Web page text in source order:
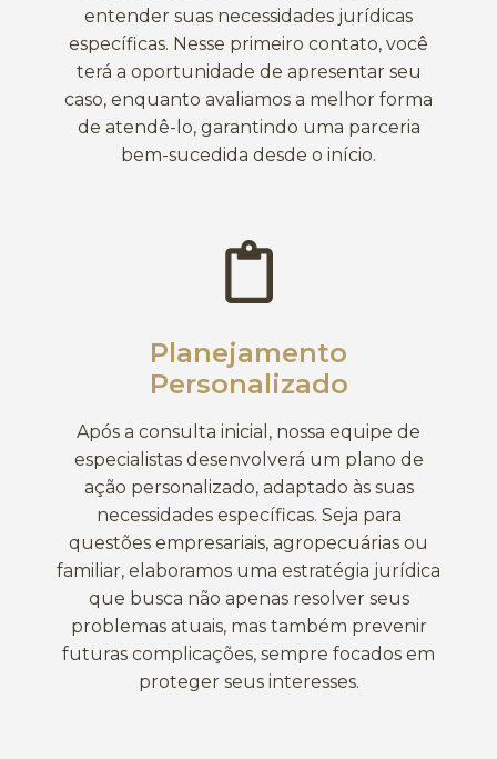
entender suas necessidades jurídicas
específicas. Nesse primeiro contato, você
terá a oportunidade de apresentar seu
caso, enquanto avaliamos a melhor forma
de atendê-lo, garantindo uma parceria
bem-sucedida desde o início.
Planejamento
Personalizado
Após a consulta inicial, nossa equipe de
especialistas desenvolverá um plano de
ação personalizado, adaptado às suas
necessidades específicas. Seja para
questões empresariais, agropecuárias ou
familiar, elaboramos uma estratégia jurídica
que busca não apenas resolver seus
problemas atuais, mas também prevenir
futuras complicações, sempre focados em
proteger seus interesses.